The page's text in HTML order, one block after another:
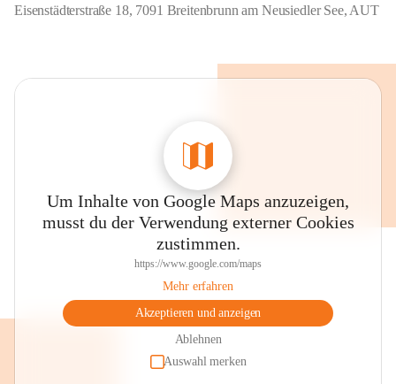
Eisenstädterstraße 18, 7091 Breitenbrunn am Neusiedler See, AUT
Um Inhalte von Google Maps anzuzeigen,
musst du der Verwendung externer Cookies
zustimmen.
https://www.google.com/maps
Mehr erfahren
Akzeptieren und anzeigen
Ablehnen
Auswahl merken